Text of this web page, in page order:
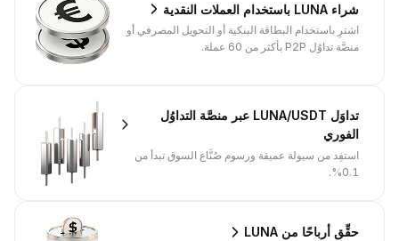
شراء LUNA باستخدام العملات النقدية
اشترِ باستخدام البطاقة البنكية أو التحويل المصرفي أو
منصَّة تداوُل P2P بأكثر من 60 عملة.
تداوَل LUNA/USDT عبر منصَّة التداوُل
الفوري
استفِد من سيولة عميقة ورسوم صُنَّاع السوق تبدأ من
0.1%.
حقِّق أرباحًا من LUNA